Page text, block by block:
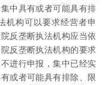
中具有或者可能具有排
机构可以要求经营者申
反垄断执法机构应当依
反垄断执法机构的要求
进行申报，集中已经实
或者可能具有排除、限